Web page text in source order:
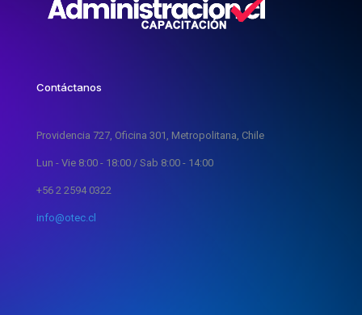
Contáctanos
Providencia 727, Oficina 301, Metropolitana, Chile
Lun - Vie 8:00 - 18:00 / Sab 8:00 - 14:00
+56 2 2594 0322
info@otec.cl